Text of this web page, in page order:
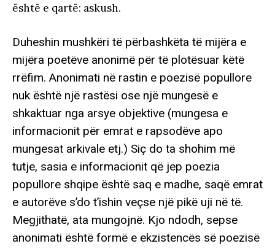
është e qartë: askush.
Duheshin mushkëri të përbashkëta të mijëra e
mijëra poetëve anonimë për të plotësuar këtë
rrëfim. Anonimati në rastin e poezisë popullore
nuk është një rastësi ose një mungesë e
shkaktuar nga arsye objektive (mungesa e
informacionit për emrat e rapsodëve apo
mungesat arkivale etj.) Siç do ta shohim më
tutje, sasia e informacionit që jep poezia
popullore shqipe është saq e madhe, saqë emrat
e autorëve s’do t’ishin veçse një pikë uji në të.
Megjithatë, ata mungojnë. Kjo ndodh, sepse
anonimati është formë e ekzistencës së poezisë